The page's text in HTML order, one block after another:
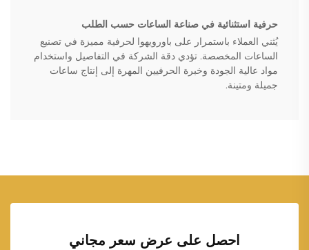
حرفية استثنائية في صناعة الساعات حسب الطلب
يُثني العملاء باستمرار على باورويهوا لحرفية مميزة في تصنيع
الساعات المخصصة. تؤدي دقة الشركة في التفاصيل واستخدام
مواد عالية الجودة وخبرة الحرفيين المهرة إلى إنتاج ساعات
جميلة ومتينة.
احصل على عرض سعر مجاني